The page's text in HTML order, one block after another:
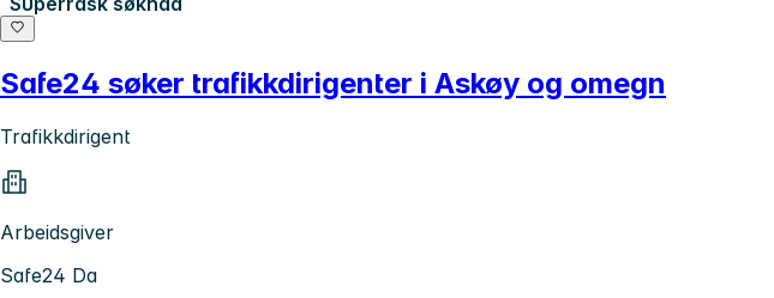
Safe24 søker trafikkdirigenter i Askøy og omegn
Trafikkdirigent
Arbeidsgiver
Safe24 Da